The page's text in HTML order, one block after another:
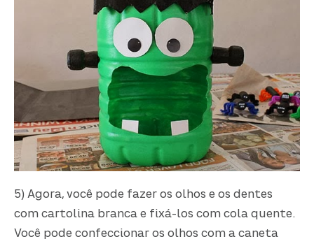
5) Agora, você pode fazer os olhos e os dentes
com cartolina branca e fixá-los com cola quente.
Você pode confeccionar os olhos com a caneta